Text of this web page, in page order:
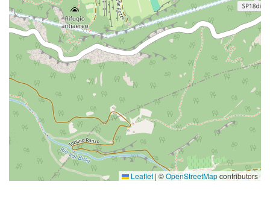
Leaflet | ©OpenStreetMapcontributors